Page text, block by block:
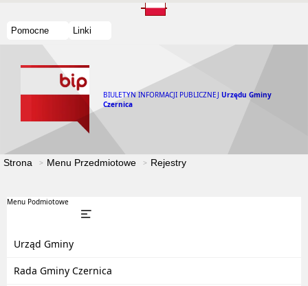
Pomocne Linki
BIULETYN INFORMACJI PUBLICZNEJ Urzędu Gminy
Czernica
Strona Menu Przedmiotowe Rejestry
Menu Podmiotowe
Urząd Gminy
Rada Gminy Czernica